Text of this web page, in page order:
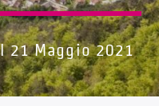
Maggio 2021